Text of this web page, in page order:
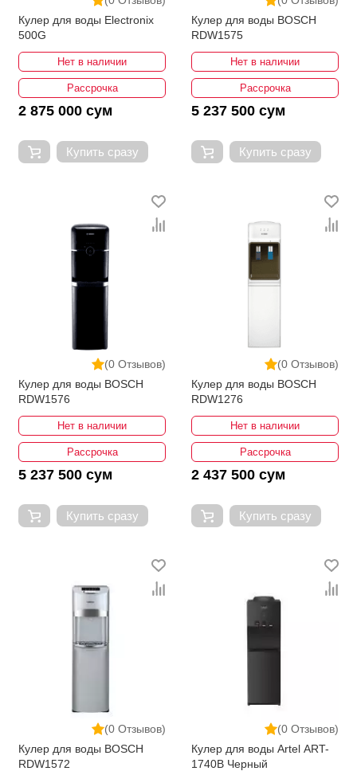
Кулер для воды Electronix
500G
Нет в наличии
Рассрочка
2 875 000 сум
Купить сразу
Кулер для воды BOSCH
RDW1575
Нет в наличии
Рассрочка
5 237 500 сум
Купить сразу
(0 Отзывов)
Кулер для воды BOSCH
RDW1576
Нет в наличии
Рассрочка
5 237 500 сум
Купить сразу
(0 Отзывов)
Кулер для воды BOSCH
RDW1276
Нет в наличии
Рассрочка
2 437 500 сум
Купить сразу
(0 Отзывов)
Кулер для воды BOSCH
RDW1572
(0 Отзывов)
Кулер для воды Artel ART-
1740B Черный